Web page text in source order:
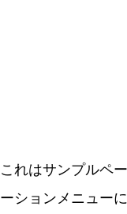
これはサンプルペ
ーションメニュー